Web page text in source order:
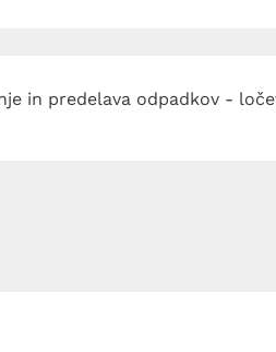
in predelava odpadkov -